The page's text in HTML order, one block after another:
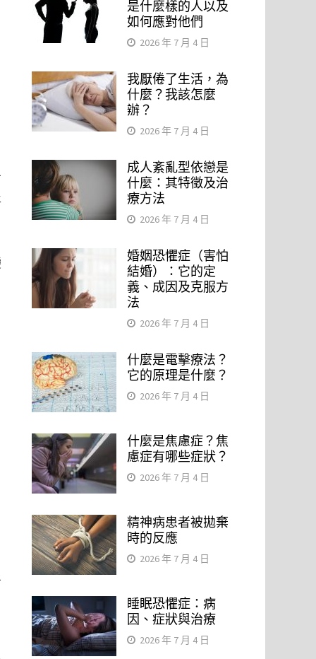
是什麼樣的人以及
如何應對他們
2026 年 7 月 4 日
我厭倦了生活，為
什麼？我該怎麼
辦？
2026 年 7 月 4 日
成人紊亂型依戀是
什麼：其特徵及治
療方法
2026 年 7 月 4 日
婚姻恐懼症（害怕
結婚）：它的定
義、成因及克服方
法
2026 年 7 月 4 日
什麼是電擊療法？
它的原理是什麼？
2026 年 7 月 4 日
什麼是焦慮症？焦
慮症有哪些症狀？
2026 年 7 月 4 日
精神病患者被拋棄
時的反應
2026 年 7 月 4 日
睡眠恐懼症：病
因、症狀與治療
2026 年 7 月 4 日